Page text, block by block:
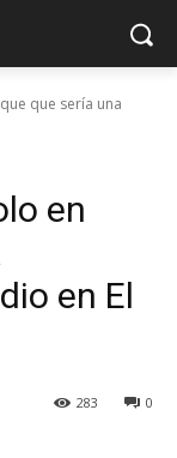
que sería una
en
en El
0
283